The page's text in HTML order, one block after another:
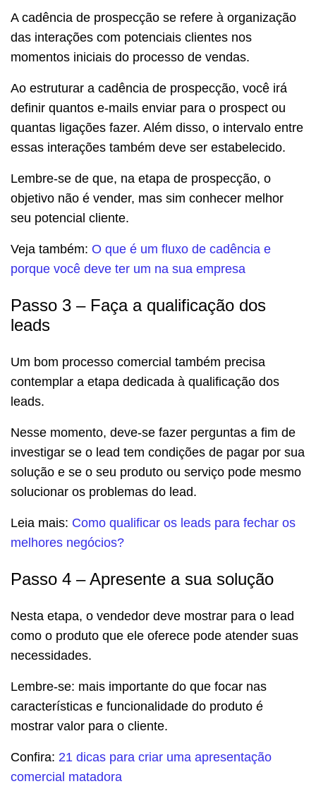
A cadência de prospecção se refere à organização
das interações com potenciais clientes nos
momentos iniciais do processo de vendas.
Ao estruturar a cadência de prospecção, você irá
definir quantos e-mails enviar para o prospect ou
quantas ligações fazer. Além disso, o intervalo entre
essas interações também deve ser estabelecido.
Lembre-se de que, na etapa de prospecção, o
objetivo não é vender, mas sim conhecer melhor
seu potencial cliente.
Veja também: O que é um fluxo de cadência e
porque você deve ter um na sua empresa
Passo 3 – Faça a qualificação dos
leads
Um bom processo comercial também precisa
contemplar a etapa dedicada à qualificação dos
leads.
Nesse momento, deve-se fazer perguntas a fim de
investigar se o lead tem condições de pagar por sua
solução e se o seu produto ou serviço pode mesmo
solucionar os problemas do lead.
Leia mais: Como qualificar os leads para fechar os
melhores negócios?
Passo 4 – Apresente a sua solução
Nesta etapa, o vendedor deve mostrar para o lead
como o produto que ele oferece pode atender suas
necessidades.
Lembre-se: mais importante do que focar nas
características e funcionalidade do produto é
mostrar valor para o cliente.
Confira: 21 dicas para criar uma apresentação
comercial matadora